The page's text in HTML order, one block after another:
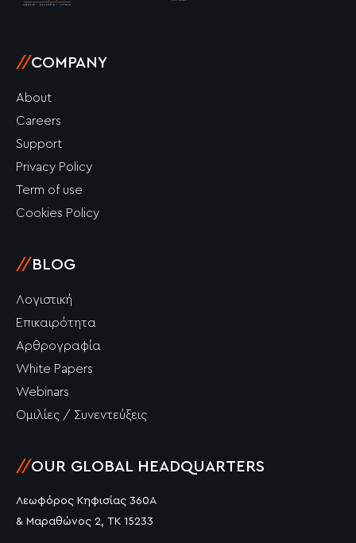
f
//COMPANY
About
Careers
Support
Privacy Policy
Term of use
Cookies Policy
// BLOG
Λογιστική
Επικαιρότητα
Αρθρογραφία
White Papers
Webinars
Ομιλίες / Συνεντεύξεις
//OUR GLOBAL HEADQUARTERS
Λεωφόρος Κηφισίας 360Α
& Μαραθώνος 2, ΤΚ 15233